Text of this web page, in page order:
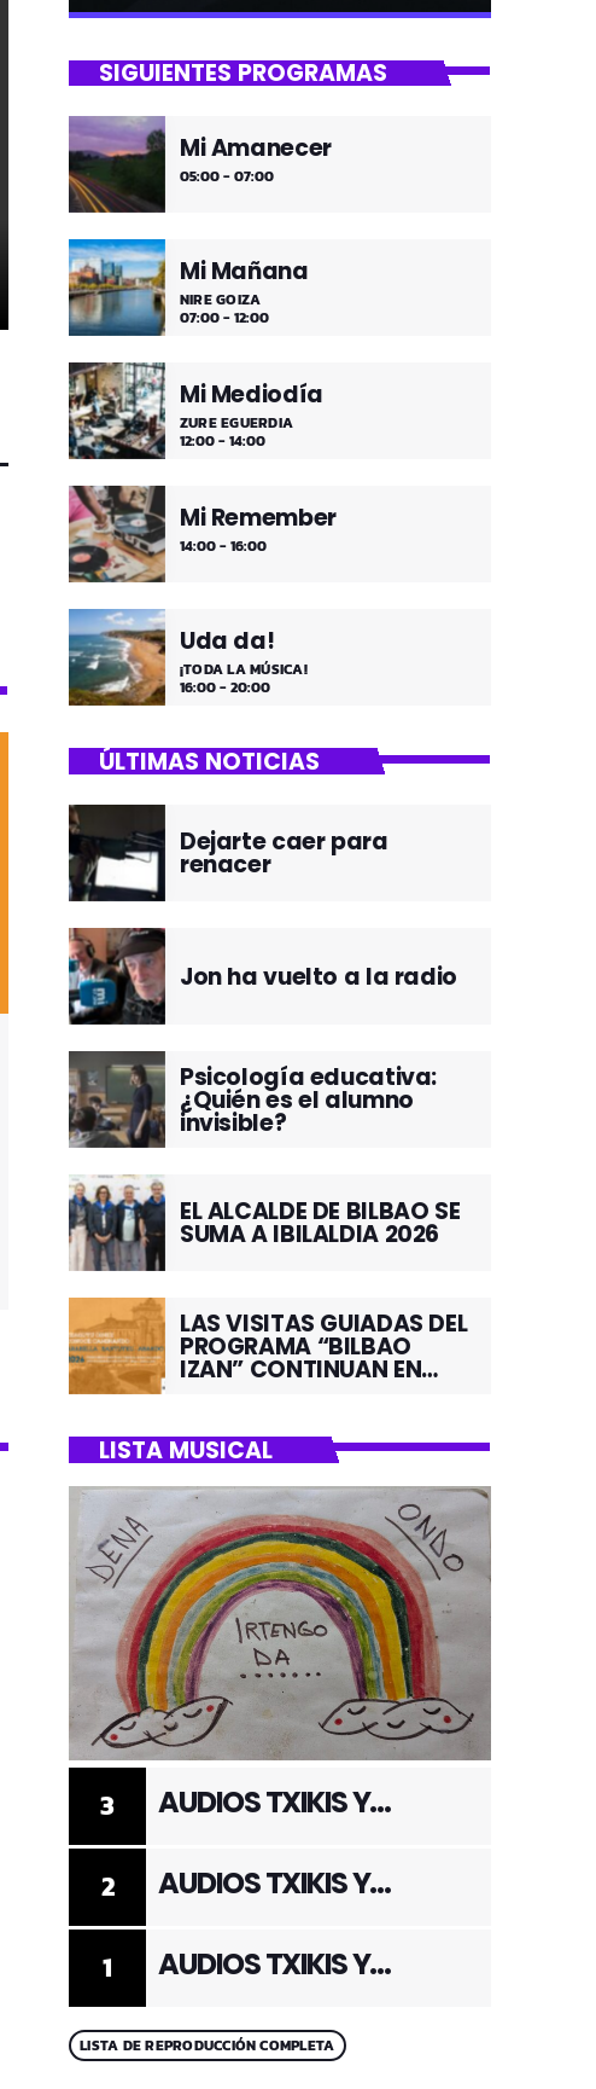
Tu Noche
Desconecta y disfruta cada madrugada
de la música más tranquila.
SIGUIENTES PROGRAMAS
Mi Amanecer
05:00 - 07:00
Mi Mañana
NIRE GOIZA
07:00 - 12:00
Mi Mediodía
ZURE EGUERDIA
12:00 - 14:00
Mi Remember
14:00 - 16:00
Uda da!
¡TODA LA MÚSICA!
16:00 - 20:00
ÚLTIMAS NOTICIAS
Dejarte caer para
renacer
Jon ha vuelto a la radio
Psicología educativa:
¿Quién es el alumno
invisible?
EL ALCALDE DE BILBAO SE
SUMA A IBILALDIA 2026
LAS VISITAS GUIADAS DEL
PROGRAMA “BILBAO
IZAN” CONTINUAN EN
LISTA MUSICAL
1 AUDIOS TXIKIS Y
2 AUDIOS TXIKIS Y
3 AUDIOS TXIKIS Y
LISTA DE REPRODUCCIÓN COMPLETA